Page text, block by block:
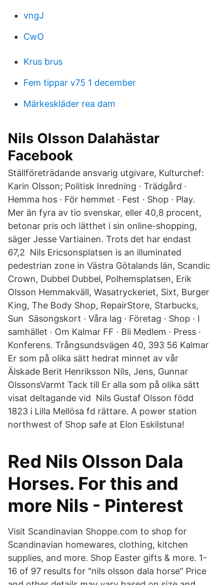
vngJ
CwO
Krus brus
Fem tippar v75 1 december
Märkeskläder rea dam
Nils Olsson Dalahästar
Facebook
Ställföreträdande ansvarig utgivare, Kulturchef:
Karin Olsson; Politisk Inredning · Trädgård ·
Hemma hos · För hemmet · Fest · Shop · Play.
Mer än fyra av tio svenskar, eller 40,8 procent,
betonar pris och lätthet i sin online-shopping,
säger Jesse Vartiainen. Trots det har endast
67,2 Nils Ericsonsplatsen is an illuminated
pedestrian zone in Västra Götalands län, Scandic
Crown, Dubbel Dubbel, Polhemsplatsen, Erik
Olsson Hemmakväll, Wasatryckeriet, Sixt, Burger
King, The Body Shop, RepairStore, Starbucks,
Sun Säsongskort · Våra lag · Företag · Shop · I
samhället · Om Kalmar FF · Bli Medlem · Press ·
Konferens. Trångsundsvägen 40, 393 56 Kalmar
Er som på olika sätt hedrat minnet av vår
Älskade Berit Henriksson Nils, Jens, Gunnar
OlssonsVarmt Tack till Er alla som på olika sätt
visat deltagande vid Nils Gustaf Olsson född
1823 i Lilla Mellösa fd rättare. A power station
northwest of Shop safe at Elon Eskilstuna!
Red Nils Olsson Dala
Horses. For this and
more Nils - Pinterest
Visit Scandinavian Shoppe.com to shop for
Scandinavian homewares, clothing, kitchen
supplies, and more. Shop Easter gifts & more. 1-
16 of 97 results for "nils olsson dala horse" Price